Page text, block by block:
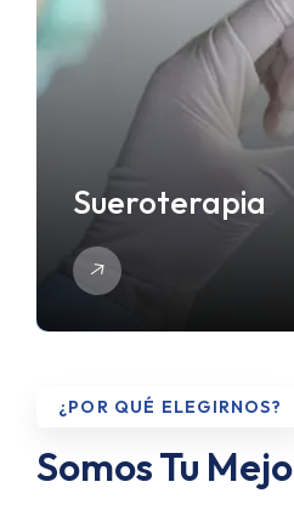
Sueroterapia
¿POR QUÉ ELEGIRNOS?
Somos Tu